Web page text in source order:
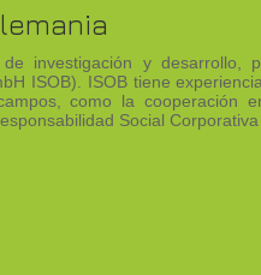
investigación y
ISOB). ISOB tiene
como la cooperación
Social